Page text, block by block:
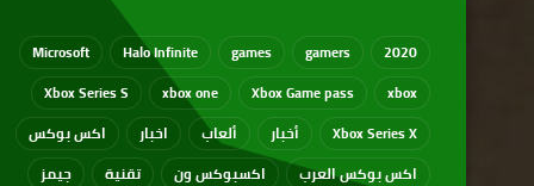
2020
gamers
games
Halo Infinite
Microsoft
xbox
Xbox Game pass
xbox one
Xbox Series S
Xbox Series X
أخبار ألعاب اخبار
اكس بوكس
اكس بوكس العرب
اكسبوكس ون تقنية جيمز